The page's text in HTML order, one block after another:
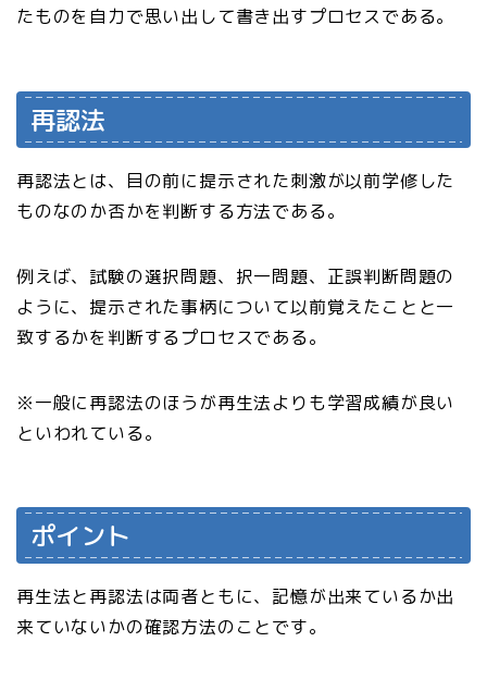
たものを自力で思い出して書き出すプロセスである。
再認法
再認法とは、目の前に提示された刺激が以前学修した
ものなのか否かを判断する方法である。
例えば、試験の選択問題、択一問題、正誤判断問題の
ように、提示された事柄について以前覚えたことと一
致するかを判断するプロセスである。
※一般に再認法のほうが再生法よりも学習成績が良い
といわれている。
ポイント
再生法と再認法は両者ともに、記憶が出来ているか出
来ていないかの確認方法のことです。